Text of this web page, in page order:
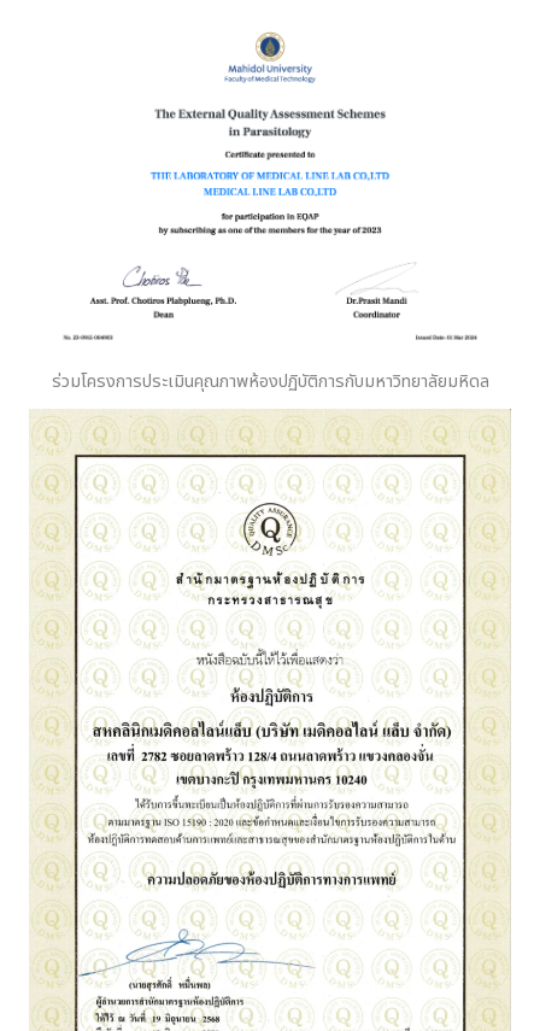
ร่วมโครงการประเมินคุณภาพห้องปฏิบัติการกับมหาวิทยาลัยมหิดล